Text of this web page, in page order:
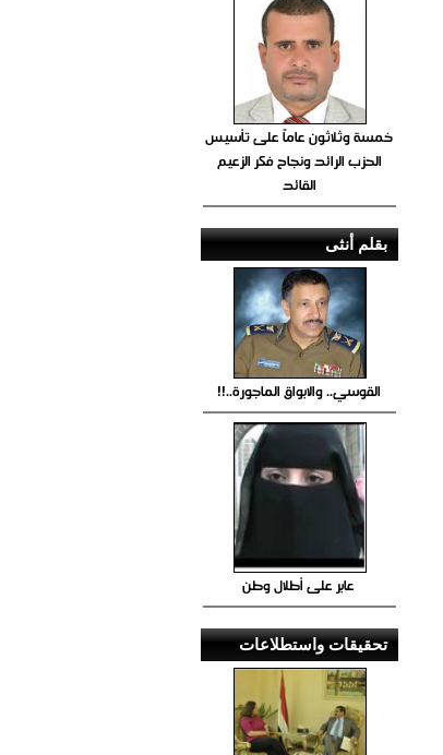
خمسة وثلاثون عاماً على تأسيس
الحزب الرائد ونجاح فكر الزعيم
القائد
بقلم أنثى
القوسي.. والابواق الماجورة..!!
عابر على أطلال وطن
تحقيقات واستطلاعات